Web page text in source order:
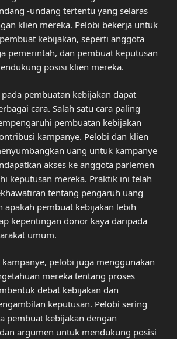
-undang tertentu yang selaras
klien mereka. Pelobi bekerja untuk
kebijakan, seperti anggota
pemerintah, dan pembuat keputusan
posisi klien mereka.
pembuatan kebijakan dapat
cara. Salah satu cara paling
pembuatan kebijakan
kampanye. Pelobi dan klien
uang untuk kampanye
akses ke anggota parlemen
keputusan mereka. Praktik ini telah
tentang pengaruh uang
apakah pembuat kebijakan lebih
kepentingan donor kaya daripada
umum.
pelobi juga menggunakan
mereka tentang proses
debat kebijakan dan
keputusan. Pelobi sering
pembuat kebijakan dengan
argumen untuk mendukung posisi